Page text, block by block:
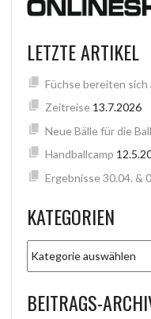
LETZTE ARTIKEL
Füchse bereiten sich
Zeitreise 13.7.2026
Neue Bälle für die
Handballcamp
Ergebnisse 30.04. &
KATEGORIEN
BEITRAGS-